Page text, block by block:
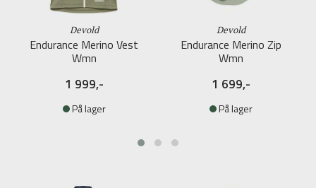
Devold
Endurance Merino Vest
Wmn
1 999,-
På lager
Devold
Endurance Merino Zip
Wmn
1 699,-
På lager